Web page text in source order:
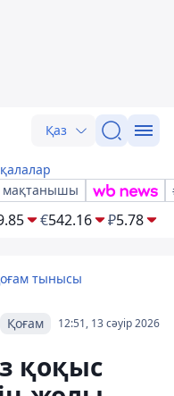
Қаз
мақтанышы
€542.16 ₽5.78
тынысы
12:51, 13 сәуір 2026
Қоғам
қоқыс